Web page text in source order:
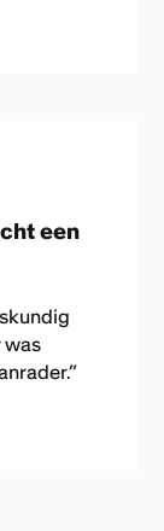
een
was